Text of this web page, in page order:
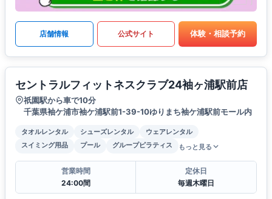
店舗情報 公式サイト 体験・相談予約
セントラルフィットネスクラブ24袖ヶ浦駅前店
祇園駅から車で10分
千葉県袖ケ浦市袖ケ浦駅前1-39-10ゆりまち袖ケ浦駅前モール内
タオルレンタル シューズレンタル
ウェアレンタル
スイミング用品
プール グループピラティス もっと見る
営業時間
24:00間
定休日
毎週木曜日